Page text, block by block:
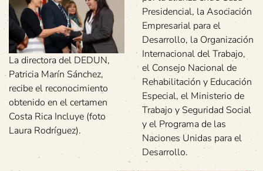
La directora del DEDUN,
Patricia Marín Sánchez,
recibe el reconocimiento
obtenido en el certamen
Costa Rica Incluye (foto
Laura Rodríguez).
Presidencial, la Asociación
Empresarial para el
Desarrollo, la Organización
Internacional del Trabajo,
el Consejo Nacional de
Rehabilitación y Educación
Especial, el Ministerio de
Trabajo y Seguridad Social
y el Programa de las
Naciones Unidas para el
Desarrollo.